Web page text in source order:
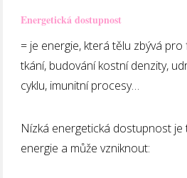
Energetická dostupnost
= je energie, která tělu zbývá
tkání, budování kostní denzity,
cyklu, imunitní procesy…
Nízká energetická dostupnost
energie a může vzniknout: